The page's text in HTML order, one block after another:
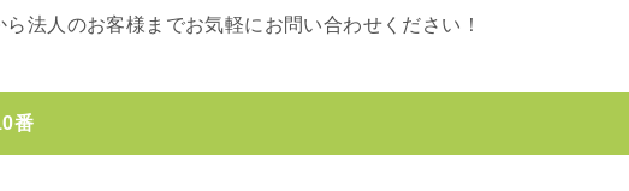
法人のお客様までお気軽にお問い合わせください！
番